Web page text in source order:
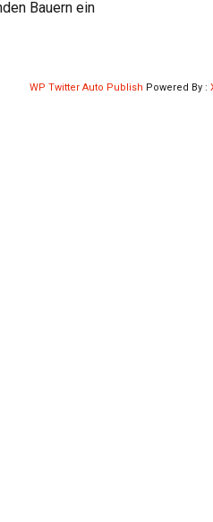
Bauern ein
WP Twitter Auto Publish Powered By :